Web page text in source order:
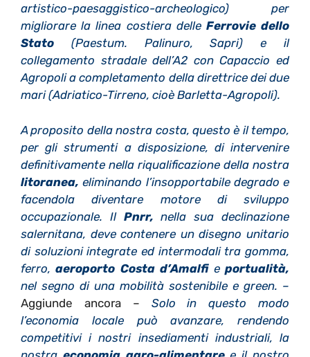
artistico-paesaggistico-archeologico) per
migliorare la linea costiera delle Ferrovie dello
Stato (Paestum. Palinuro, Sapri) e il
collegamento stradale dell’A2 con Capaccio ed
Agropoli a completamento della direttrice dei due
mari (Adriatico-Tirreno, cioè Barletta-Agropoli).
A proposito della nostra costa, questo è il tempo,
per gli strumenti a disposizione, di intervenire
definitivamente nella riqualificazione della nostra
litoranea, eliminando l’insopportabile degrado e
facendola diventare motore di sviluppo
occupazionale. Il Pnrr, nella sua declinazione
salernitana, deve contenere un disegno unitario
di soluzioni integrate ed intermodali tra gomma,
ferro,aeroporto Costa d’Amalfieportualità,
nel segno di una mobilità sostenibile e green. –
Aggiunde ancora – Solo in questo modo
l’economia locale può avanzare, rendendo
competitivi i nostri insediamenti industriali, la